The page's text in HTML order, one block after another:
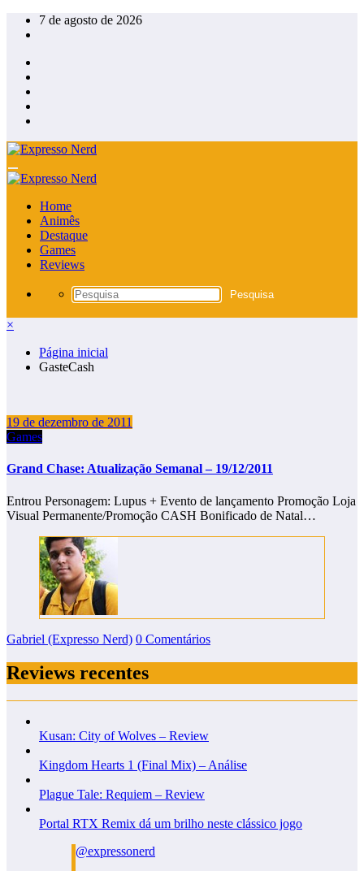
Pular
para
conteúdo
7 de agosto de 2026
Home
Animês
Destaque
Games
Reviews
×
Página inicial
GasteCash
19 de dezembro de 2011
Games
Grand Chase: Atualização Semanal – 19/12/2011
Entrou Personagem: Lupus + Evento de lançamento Promoção Loja
Visual Permanente/Promoção CASH Bonificado de Natal…
Gabriel (Expresso Nerd) 0 Comentários
Reviews recentes
Kusan: City of Wolves – Review
Kingdom Hearts 1 (Final Mix) – Análise
Plague Tale: Requiem – Review
Portal RTX Remix dá um brilho neste clássico jogo
@expressonerd